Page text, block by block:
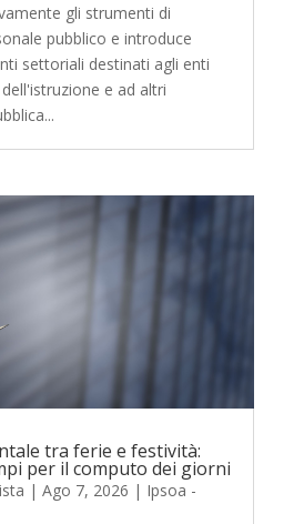
gli strumenti di
pubblico e introduce
settoriali destinati agli enti
e ad altri
tra ferie e festività:
per il computo dei giorni
| Ago 7, 2026 | Ipsoa -